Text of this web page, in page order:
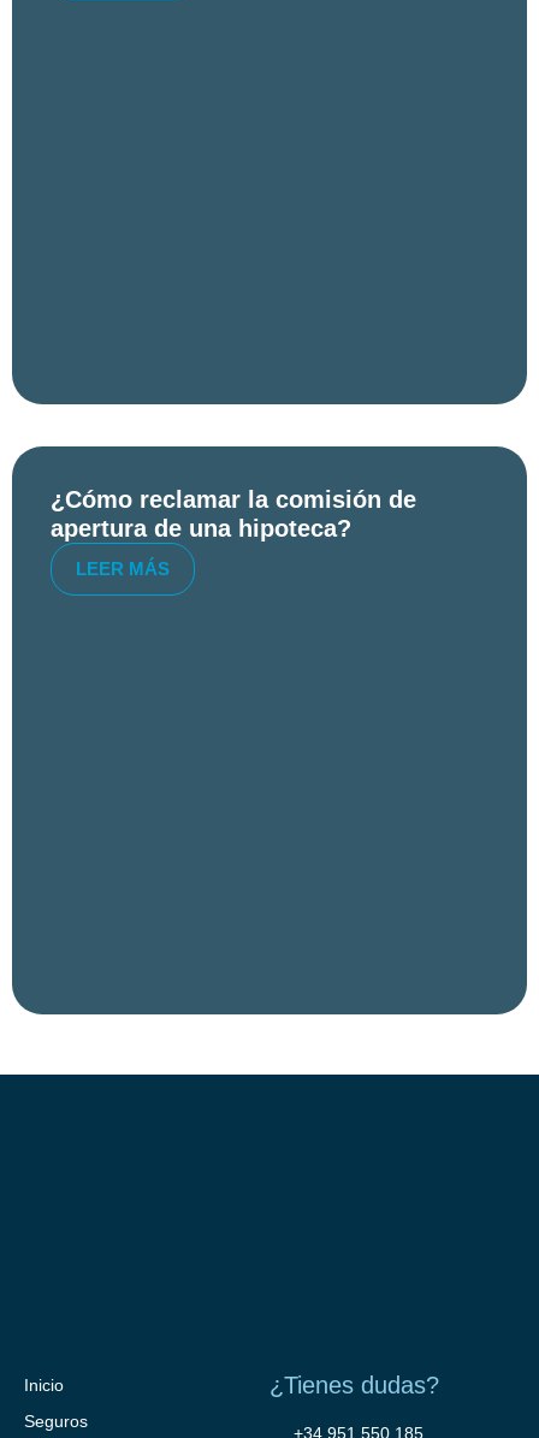
¿Cómo reclamar la comisión de
apertura de una hipoteca?
LEER MÁS
Inicio
Seguros
¿Tienes dudas?
+34 951 550 185